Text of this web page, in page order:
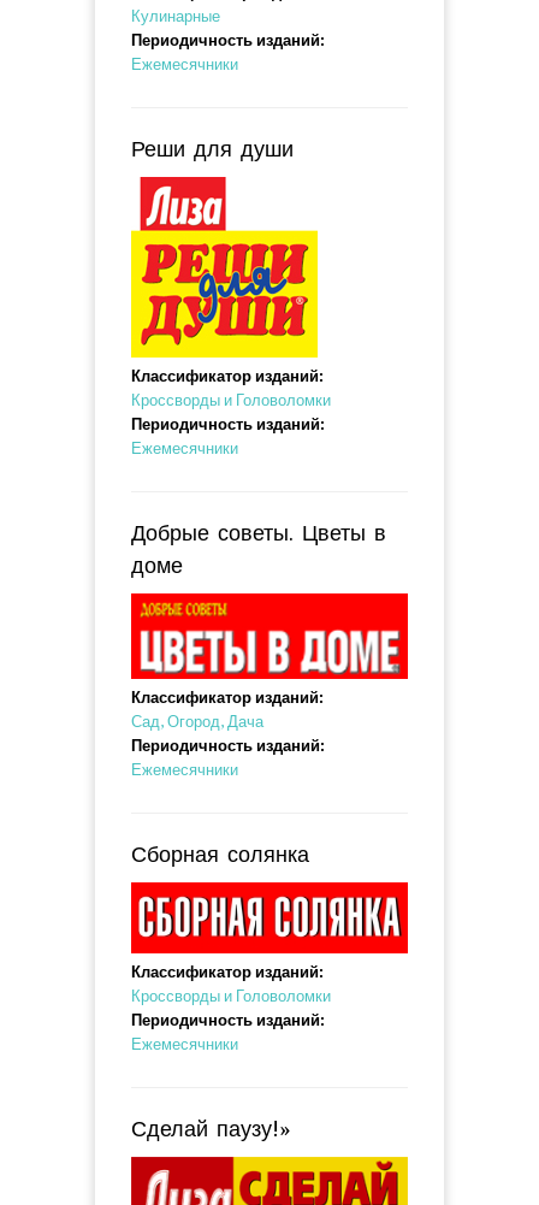
Кулинарные
Периодичность изданий:
Ежемесячники
Реши для души
Классификатор изданий:
Кроссворды и Головоломки
Периодичность изданий:
Ежемесячники
Добрые советы. Цветы в
доме
Классификатор изданий:
Сад, Огород, Дача
Периодичность изданий:
Ежемесячники
Сборная солянка
Классификатор изданий:
Кроссворды и Головоломки
Периодичность изданий:
Ежемесячники
Сделай паузу!»